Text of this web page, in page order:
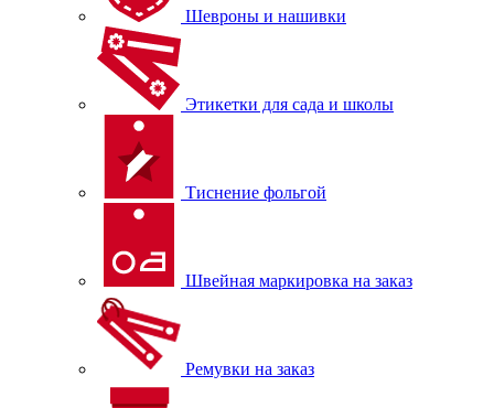
Шевроны и нашивки
Этикетки для сада и школы
Тиснение фольгой
Швейная маркировка на заказ
Ремувки на заказ